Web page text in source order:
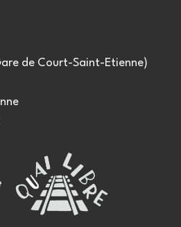
de Court-Saint-Etienne)